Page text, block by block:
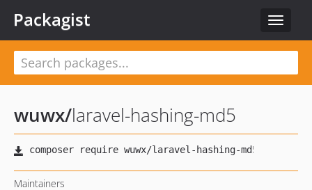
Toggle
Packagist
wuwx/laravel-hashing-md5
Maintainers